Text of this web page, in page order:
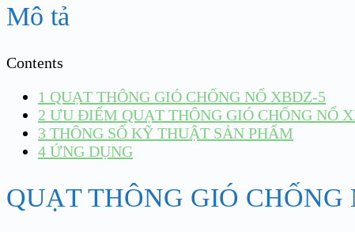
Mô tả
Contents
1 QUẠT THÔNG GIÓ CHỐNG NỔ XBDZ-5
2 ƯU ĐIỂM QUẠT THÔNG GIÓ CHỐNG NỔ
3 THÔNG SỐ KỸ THUẬT SẢN PHẨM
4 ỨNG DỤNG
QUẠT THÔNG GIÓ CHỐNG